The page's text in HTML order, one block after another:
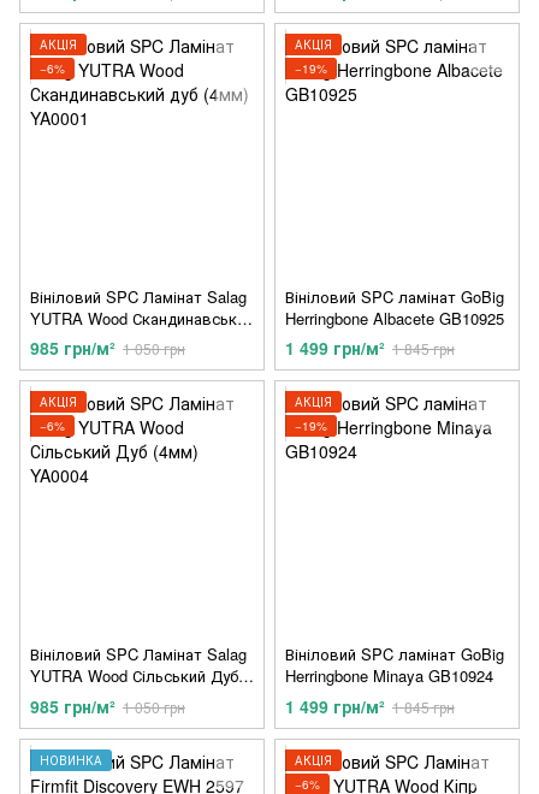
АКЦІЯ
−6%
Вініловий SPC Ламінат Salag
YUTRA Wood Скандинавський
дуб (4мм) YA0001
985 грн/м² 1 050 грн
АКЦІЯ
−19%
Вініловий SPC ламінат GoBig
Herringbone Albacete GB10925
1 499 грн/м² 1 845 грн
АКЦІЯ
−6%
Вініловий SPC Ламінат Salag
YUTRA Wood Сільський Дуб
(4мм) YA0004
985 грн/м² 1 050 грн
АКЦІЯ
−19%
Вініловий SPC ламінат GoBig
Herringbone Minaya GB10924
1 499 грн/м² 1 845 грн
НОВИНКА
АКЦІЯ
−6%